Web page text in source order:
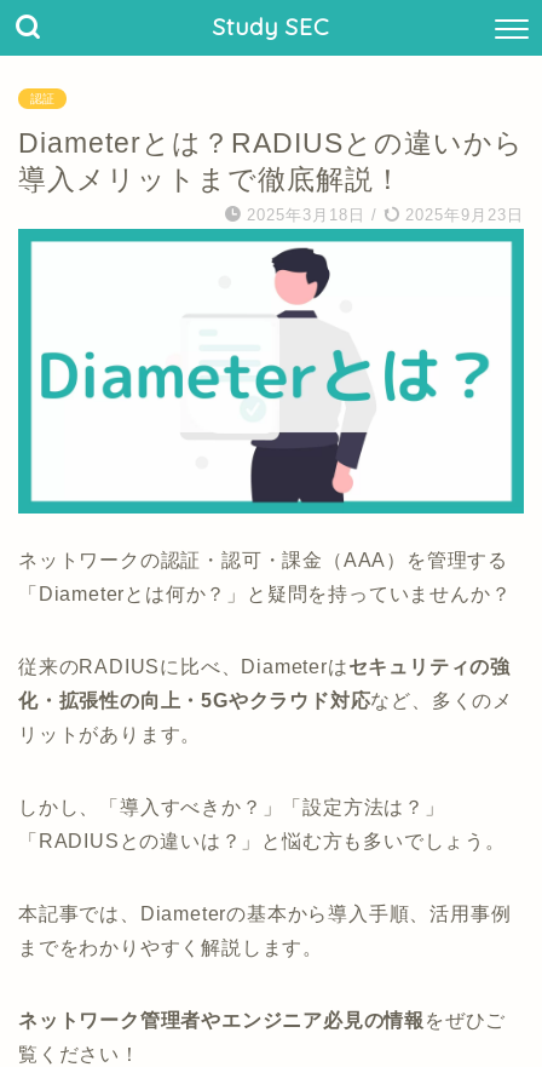
Study SEC
認証
Diameterとは？RADIUSとの違いから
導入メリットまで徹底解説！
2025年3月18日 / 2025年9月23日
ネットワークの認証・認可・課金（AAA）を管理する
「Diameterとは何か？」と疑問を持っていませんか？
従来のRADIUSに比べ、Diameterはセキュリティの強
化・拡張性の向上・5Gやクラウド対応など、多くのメ
リットがあります。
しかし、「導入すべきか？」「設定方法は？」
「RADIUSとの違いは？」と悩む方も多いでしょう。
本記事では、Diameterの基本から導入手順、活用事例
までをわかりやすく解説します。
ネットワーク管理者やエンジニア必見の情報 をぜひご
覧ください！